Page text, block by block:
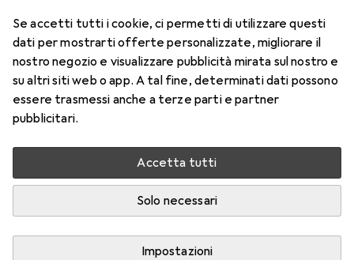
Se accetti tutti i cookie, ci permetti di utilizzare questi
dati per mostrarti offerte personalizzate, migliorare il
nostro negozio e visualizzare pubblicità mirata sul nostro e
su altri siti web o app. A tal fine, determinati dati possono
essere trasmessi anche a terze parti e partner
pubblicitari.
Accetta tutti
Solo necessari
Impostazioni
-7.5, Obiettivo mensile, 6 pz., Torico
Prezzo in EUR IVA incl.
Consegna tra lun, 17/8 e mer, 19/8
Più di 10 pezzi in stock presso il fornitore
Aggiungi al carrello